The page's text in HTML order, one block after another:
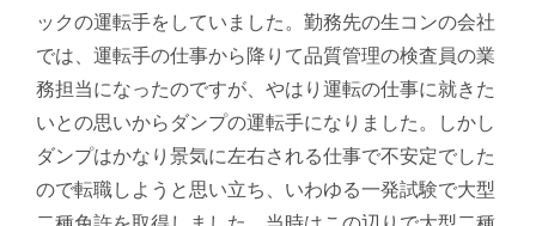
ックの運転手をしていました。勤務先の生コンの会社
では、運転手の仕事から降りて品質管理の検査員の業
務担当になったのですが、やはり運転の仕事に就きた
いとの思いからダンプの運転手になりました。しかし
ダンプはかなり景気に左右される仕事で不安定でした
ので転職しようと思い立ち、いわゆる一発試験で大型